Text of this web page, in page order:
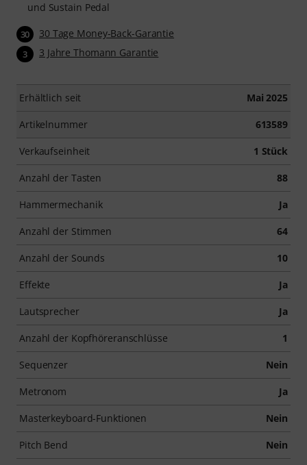
und Sustain Pedal
30 30 Tage Money-Back-Garantie
3 3 Jahre Thomann Garantie
Erhältlich seit Mai 2025
Artikelnummer 613589
Verkaufseinheit 1 Stück
Anzahl der Tasten 88
Hammermechanik Ja
Anzahl der Stimmen 64
Anzahl der Sounds 10
Effekte Ja
Lautsprecher Ja
Anzahl der Kopfhöreranschlüsse 1
Sequenzer Nein
Metronom Ja
Masterkeyboard-Funktionen Nein
Pitch Bend Nein